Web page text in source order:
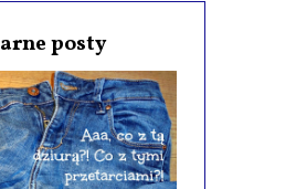
posty